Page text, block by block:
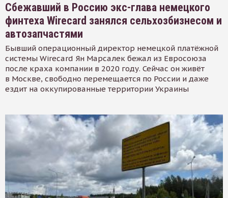
Сбежавший в Россию экс-глава немецкого
финтеха Wirecard занялся сельхозбизнесом и
автозапчастями
Бывший операционный директор немецкой платёжной
системы Wirecard Ян Марсалек бежал из Евросоюза
после краха компании в 2020 году. Сейчас он живёт
в Москве, свободно перемещается по России и даже
ездит на оккупированные территории Украины